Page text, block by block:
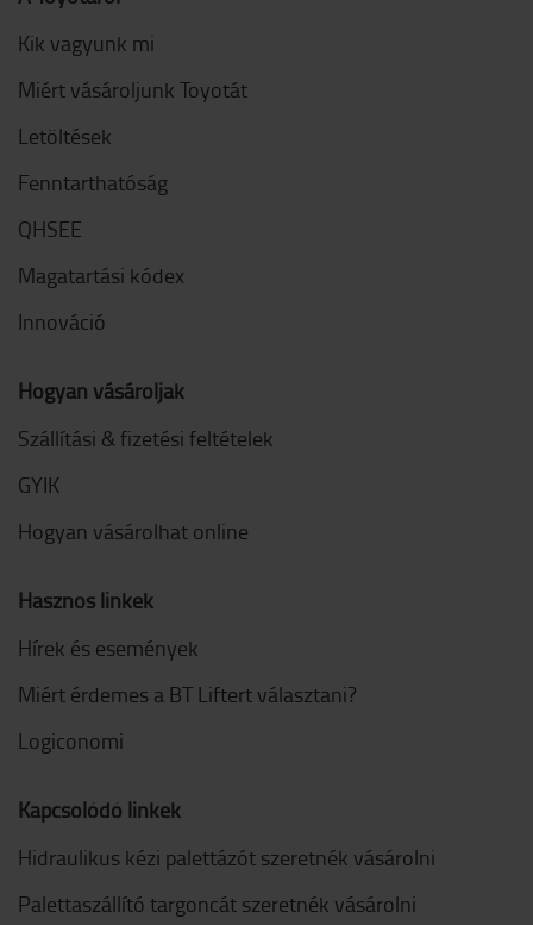
Kik vagyunk mi
Miért vásároljunk Toyotát
Letöltések
Fenntarthatóság
QHSEE
Magatartási kódex
Innováció
Hogyan vásároljak
Szállítási & fizetési feltételek
GYIK
Hogyan vásárolhat online
Hasznos linkek
Hírek és események
Miért érdemes a BT Liftert választani?
Logiconomi
Kapcsolódó linkek
Hidraulikus kézi palettázót szeretnék vásárolni
Palettaszállító targoncát szeretnék vásárolni